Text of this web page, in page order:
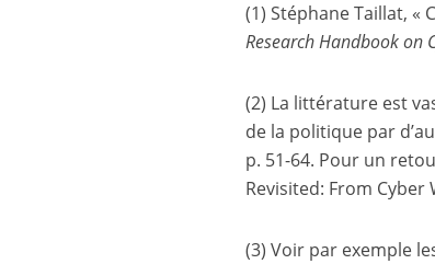
(1) Stéphane Taillat, «
Research Handbook on
(2) La littérature est
de la politique par
p. 51-64. Pour un
Revisited: From
(3) Voir par exemple